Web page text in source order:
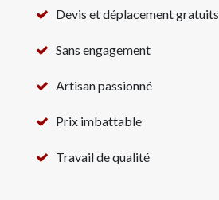
Devis et déplacement gratuits
Sans engagement
Artisan passionné
Prix imbattable
Travail de qualité